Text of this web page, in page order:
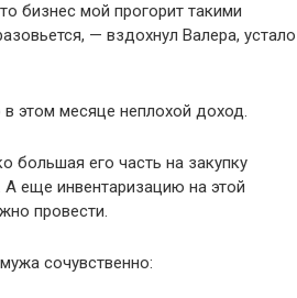
бизнес мой прогорит такими
— вздохнул Валера, устало
этом месяце неплохой доход.
большая его часть на закупку
еще инвентаризацию на этой
провести.
сочувственно: